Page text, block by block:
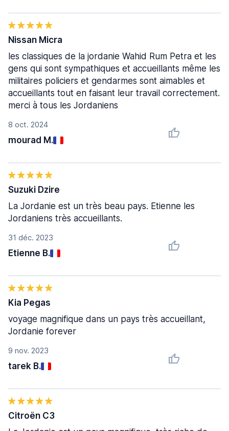
8 oct. 2024
mourad M.
Nissan Micra
les classiques de la jordanie Wahid Rum Petra et les
gens qui sont sympathiques et accueillants même les
militaires policiers et gendarmes sont aimables et
accueillants tout en faisant leur travail correctement.
merci à tous les Jordaniens
31 déc. 2023
Etienne B.
Suzuki Dzire
La Jordanie est un très beau pays. Etienne les
Jordaniens très accueillants.
9 nov. 2023
tarek B.
Kia Pegas
voyage magnifique dans un pays très accueillant,
Jordanie forever
Citroën C3